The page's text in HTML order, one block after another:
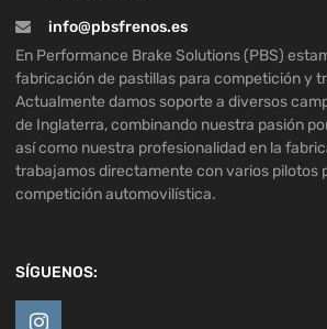
info@pbsfrenos.es
En Performance Brake Solutions (PBS)
fabricación de pastillas para competición y
Actualmente damos soporte a diversos
de Inglaterra, combinando nuestra pasión
así como nuestra profesionalidad en la
trabajamos directamente con varios pilotos
competición automovilística.
SÍGUENOS: